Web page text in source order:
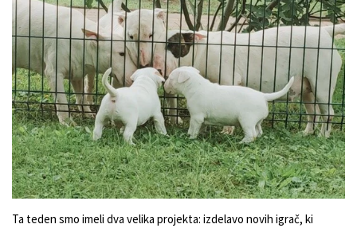
Ta teden smo imeli dva velika projekta: izdelavo novih igrač, ki